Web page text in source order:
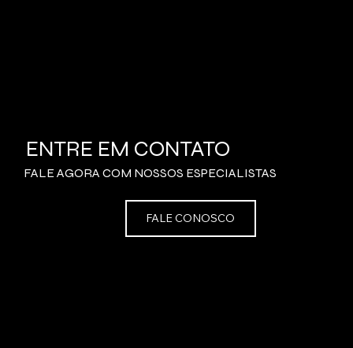
ENTRE EM CONTATO
FALE AGORA COM NOSSOS ESPECIALISTAS
FALE CONOSCO